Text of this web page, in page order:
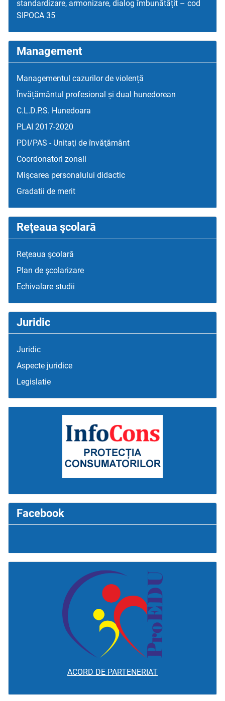
standardizare, armonizare, dialog îmbunătățit – cod
SIPOCA 35
Management
Managementul cazurilor de violență
Învățământul profesional și dual hunedorean
C.L.D.P.S. Hunedoara
PLAI 2017-2020
PDI/PAS - Unitaţi de învăţământ
Coordonatori zonali
Mişcarea personalului didactic
Gradatii de merit
Reţeaua şcolară
Reţeaua şcolară
Plan de şcolarizare
Echivalare studii
Juridic
Juridic
Aspecte juridice
Legislatie
Facebook
ACORD DE PARTENERIAT